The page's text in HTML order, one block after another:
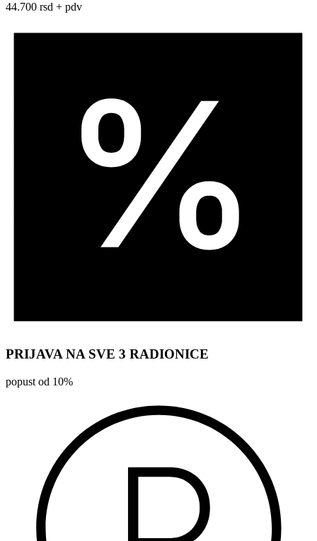
44.700 rsd + pdv
PRIJAVA NA SVE 3 RADIONICE
popust od 10%